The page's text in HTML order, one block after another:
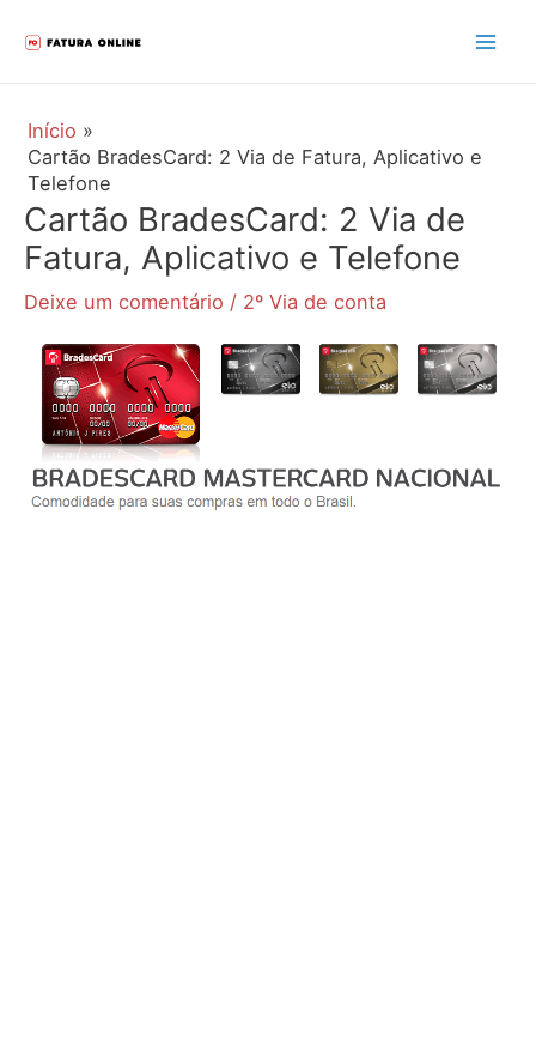
para
conteúdo
Início
Cartão BradesCard: 2 Via de Fatura, Aplicativo e
Telefone
Cartão BradesCard: 2 Via de
Fatura, Aplicativo e Telefone
Deixe um comentário / 2º Via de conta